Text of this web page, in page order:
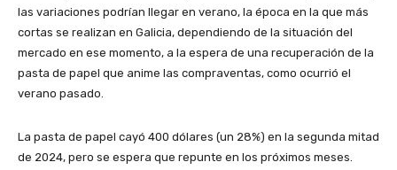
las variaciones podrían llegar en verano, la época en la que más
cortas se realizan en Galicia, dependiendo de la situación del
mercado en ese momento, a la espera de una recuperación de la
pasta de papel que anime las compraventas, como ocurrió el
verano pasado.
La pasta de papel cayó 400 dólares (un 28%) en la segunda mitad
de 2024, pero se espera que repunte en los próximos meses.